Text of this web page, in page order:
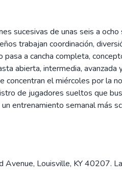
sucesivas de unas seis a
trabajan coordinación,
a cancha completa,
abierta, intermedia,
concentran el miércoles por la
de jugadores sueltos que
entrenamiento semanal más
Louisville, KY 40207.